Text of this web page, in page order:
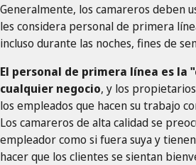
Generalmente, los camareros deben
les considera personal de primera
incluso durante las noches, fines de
El personal de primera línea es la
cualquier negocio, y los
los empleados que hacen su trabajo
Los camareros de alta calidad se
empleador como si fuera suya y
hacer que los clientes se sientan